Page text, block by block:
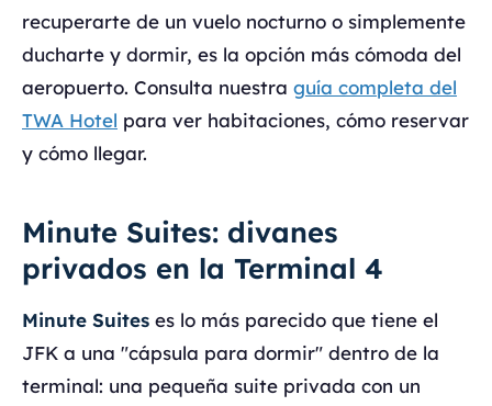
recuperarte de un vuelo nocturno o simplemente
ducharte y dormir, es la opción más cómoda del
aeropuerto. Consulta nuestra guía completa del
TWA Hotel para ver habitaciones, cómo reservar
y cómo llegar.
Minute Suites: divanes
privados en la Terminal 4
Minute Suites es lo más parecido que tiene el
JFK a una "cápsula para dormir" dentro de la
terminal: una pequeña suite privada con un